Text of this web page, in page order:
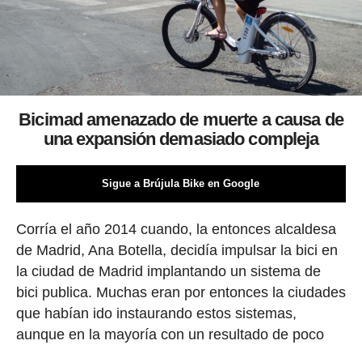
Bicimad amenazado de muerte a causa de
una expansión demasiado compleja
Sigue a Brújula Bike en Google
Corría el año 2014 cuando, la entonces alcaldesa
de Madrid, Ana Botella, decidía impulsar la bici en
la ciudad de Madrid implantando un sistema de
bici publica. Muchas eran por entonces la ciudades
que habían ido instaurando estos sistemas,
aunque en la mayoría con un resultado de poco